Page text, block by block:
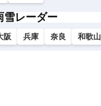
雪レーダー
阪 兵庫 奈良 和歌山